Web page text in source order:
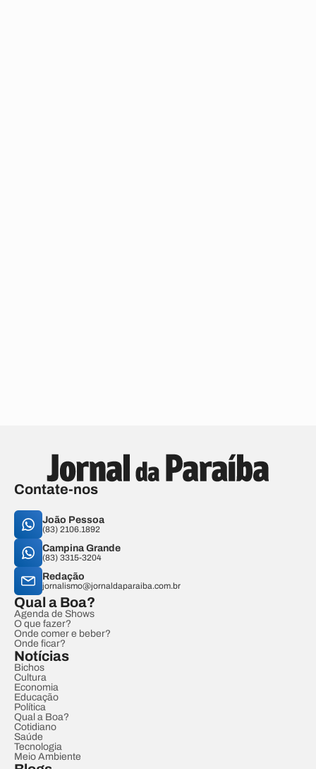
Contate-nos
João Pessoa
(83) 2106.1892
Campina Grande
(83) 3315-3204
Redação
jornalismo@jornaldaparaiba.com.br
Qual a Boa?
Agenda de Shows
O que fazer?
Onde comer e beber?
Onde ficar?
Notícias
Bichos
Cultura
Economia
Educação
Política
Qual a Boa?
Cotidiano
Saúde
Tecnologia
Meio Ambiente